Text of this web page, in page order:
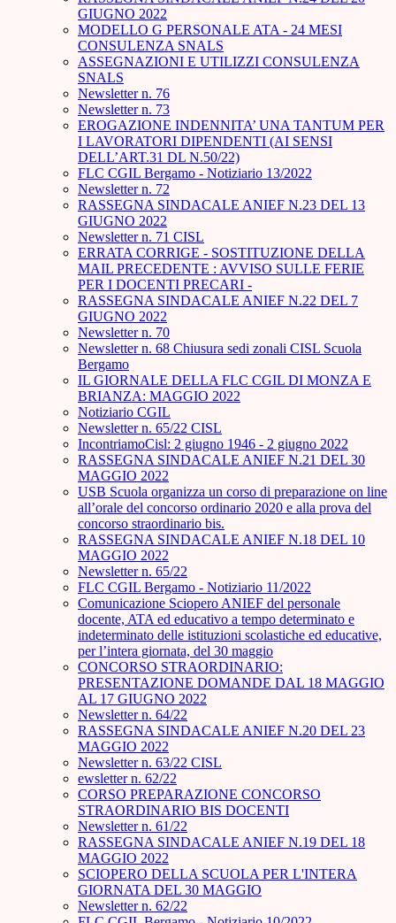
GIUGNO 2022
MODELLO G PERSONALE ATA - 24 MESI
CONSULENZA SNALS
ASSEGNAZIONI E UTILIZZI CONSULENZA
SNALS
Newsletter n. 76
Newsletter n. 73
EROGAZIONE INDENNITA’ UNA TANTUM PER
I LAVORATORI DIPENDENTI (AI SENSI
DELL’ART.31 DL N.50/22)
FLC CGIL Bergamo - Notiziario 13/2022
Newsletter n. 72
RASSEGNA SINDACALE ANIEF N.23 DEL 13
GIUGNO 2022
Newsletter n. 71 CISL
ERRATA CORRIGE - SOSTITUZIONE DELLA
MAIL PRECEDENTE : AVVISO SULLE FERIE
PER I DOCENTI PRECARI -
RASSEGNA SINDACALE ANIEF N.22 DEL 7
GIUGNO 2022
Newsletter n. 70
Newsletter n. 68 Chiusura sedi zonali CISL Scuola
Bergamo
IL GIORNALE DELLA FLC CGIL DI MONZA E
BRIANZA: MAGGIO 2022
Notiziario CGIL
Newsletter n. 65/22 CISL
IncontriamoCisl: 2 giugno 1946 - 2 giugno 2022
RASSEGNA SINDACALE ANIEF N.21 DEL 30
MAGGIO 2022
USB Scuola organizza un corso di preparazione on line
all’orale del concorso ordinario 2020 e alla prova del
concorso straordinario bis.
RASSEGNA SINDACALE ANIEF N.18 DEL 10
MAGGIO 2022
Newsletter n. 65/22
FLC CGIL Bergamo - Notiziario 11/2022
Comunicazione Sciopero ANIEF del personale
docente, ATA ed educativo a tempo determinato e
indeterminato delle istituzioni scolastiche ed educative,
per l’intera giornata, del 30 maggio
CONCORSO STRAORDINARIO:
PRESENTAZIONE DOMANDE DAL 18 MAGGIO
AL 17 GIUGNO 2022
Newsletter n. 64/22
RASSEGNA SINDACALE ANIEF N.20 DEL 23
MAGGIO 2022
Newsletter n. 63/22 CISL
ewsletter n. 62/22
CORSO PREPARAZIONE CONCORSO
STRAORDINARIO BIS DOCENTI
Newsletter n. 61/22
RASSEGNA SINDACALE ANIEF N.19 DEL 18
MAGGIO 2022
SCIOPERO DELLA SCUOLA PER L'INTERA
GIORNATA DEL 30 MAGGIO
Newsletter n. 62/22